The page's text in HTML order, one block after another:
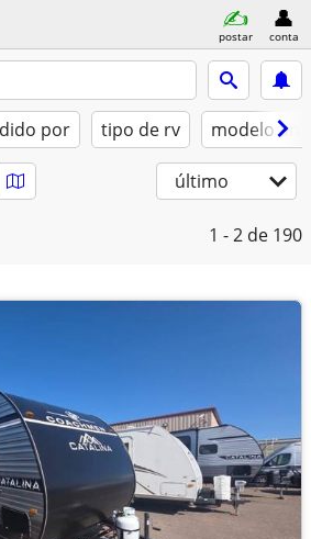
postar conta
por tipo de rv modelo ano
último
1 - 2 de 190